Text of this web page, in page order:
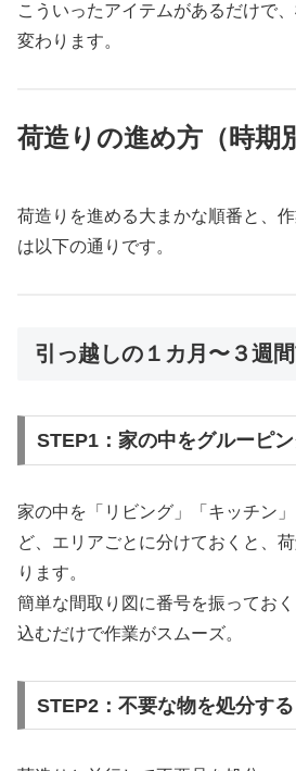
こういったアイテムがあるだけで
変わります。
荷造りの進め方（時期
荷造りを進める大まかな順番と、
は以下の通りです。
引っ越しの１カ月〜３週
STEP1：家の中をグルーピ
家の中を「リビング」「キッチン
ど、エリアごとに分けておくと、
ります。
簡単な間取り図に番号を振ってお
込むだけで作業がスムーズ。
STEP2：不要な物を処分する